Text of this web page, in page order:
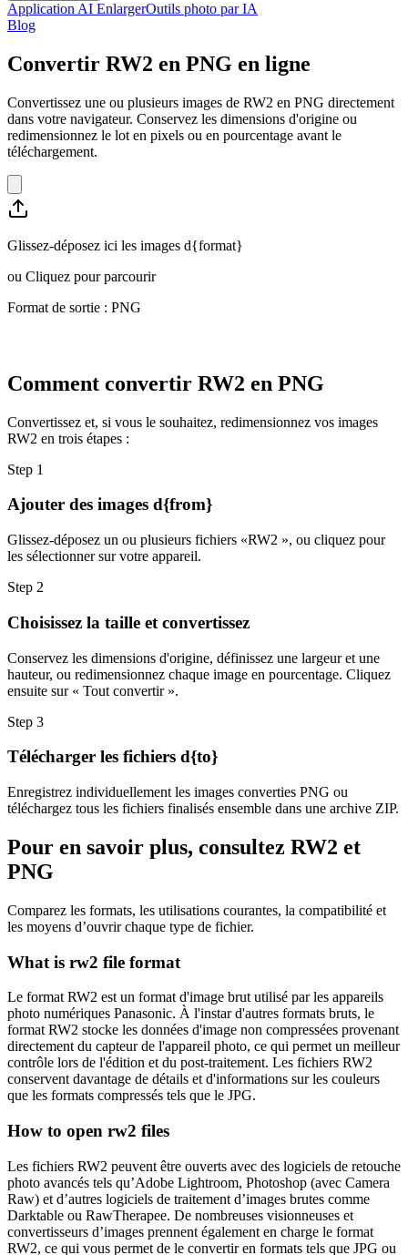
Application AI EnlargerOutils photo par IA
Blog
Convertir RW2 en PNG en ligne
Convertissez une ou plusieurs images de RW2 en PNG directement
dans votre navigateur. Conservez les dimensions d'origine ou
redimensionnez le lot en pixels ou en pourcentage avant le
téléchargement.
Glissez-déposez ici les images d{format}
ou Cliquez pour parcourir
Format de sortie : PNG
Comment convertir RW2 en PNG
Convertissez et, si vous le souhaitez, redimensionnez vos images
RW2 en trois étapes :
Step 1
Ajouter des images d{from}
Glissez-déposez un ou plusieurs fichiers «RW2 », ou cliquez pour
les sélectionner sur votre appareil.
Step 2
Choisissez la taille et convertissez
Conservez les dimensions d'origine, définissez une largeur et une
hauteur, ou redimensionnez chaque image en pourcentage. Cliquez
ensuite sur « Tout convertir ».
Step 3
Télécharger les fichiers d{to}
Enregistrez individuellement les images converties PNG ou
téléchargez tous les fichiers finalisés ensemble dans une archive ZIP.
Pour en savoir plus, consultez RW2 et
PNG
Comparez les formats, les utilisations courantes, la compatibilité et
les moyens d’ouvrir chaque type de fichier.
What is rw2 file format
Le format RW2 est un format d'image brut utilisé par les appareils
photo numériques Panasonic. À l'instar d'autres formats bruts, le
format RW2 stocke les données d'image non compressées provenant
directement du capteur de l'appareil photo, ce qui permet un meilleur
contrôle lors de l'édition et du post-traitement. Les fichiers RW2
conservent davantage de détails et d'informations sur les couleurs
que les formats compressés tels que le JPG.
How to open rw2 files
Les fichiers RW2 peuvent être ouverts avec des logiciels de retouche
photo avancés tels qu’Adobe Lightroom, Photoshop (avec Camera
Raw) et d’autres logiciels de traitement d’images brutes comme
Darktable ou RawTherapee. De nombreuses visionneuses et
convertisseurs d’images prennent également en charge le format
RW2, ce qui vous permet de le convertir en formats tels que JPG ou